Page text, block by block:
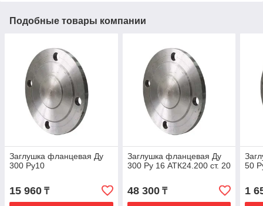
Подобные товары компании
Заглушка фланцевая Ду
300 Ру10
15 960 ₸
Заглушка фланцевая Ду
300 Ру 16 АТК24.200 ст. 20
48 300₸
50
1